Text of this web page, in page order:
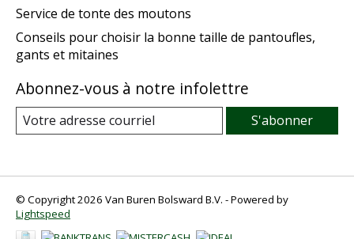
Service de tonte des moutons
Conseils pour choisir la bonne taille de pantoufles,
gants et mitaines
Abonnez-vous à notre infolettre
S'abonner
© Copyright 2026 Van Buren Bolsward B.V. - Powered by
Lightspeed